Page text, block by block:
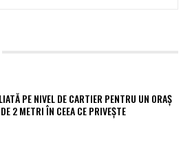
PE NIVEL DE CARTIER PENTRU UN ORAȘ
2 METRI ÎN CEEA CE PRIVEȘTE